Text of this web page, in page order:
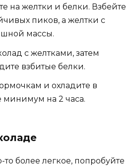
на желтки и белки. Взбейте
пиков, а желтки с
массы.
с желтками, затем
взбитые белки.
и охладите в
минимум на 2 часа.
более легкое, попробуйте